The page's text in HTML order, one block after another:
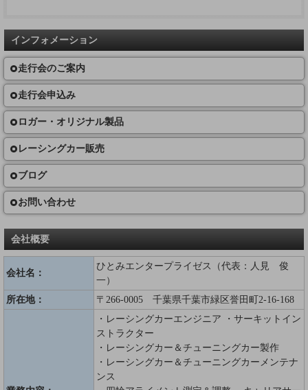
インフォメーション
走行会のご案内
走行会申込み
ロガー・オリジナル製品
レーシングカー販売
ブログ
お問い合わせ
会社概要
会社名：
ひとみエンタープライゼス（代表：人見 俊
一）
所在地：
〒266-0005 千葉県千葉市緑区誉田町2-16-168
・レーシングカーエンジニア ・サーキットイン
ストラクター
・レーシングカー＆チューニングカー製作
・レーシングカー＆チューニングカーメンテナ
ンス